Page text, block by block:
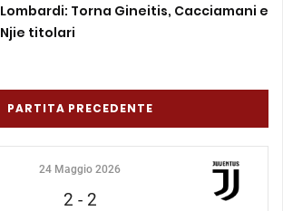
Lombardi: Torna Gineitis, Cacciamani e
Njie titolari
PARTITA PRECEDENTE
24 Maggio 2026
2 - 2